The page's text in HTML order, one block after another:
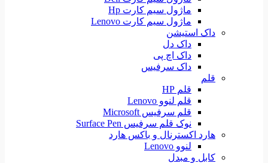
ماژول سیم کارت Hp
ماژول سیم کارت Lenovo
داک استیشن
داک دل
داک اچ پی
داک سرفیس
قلم
قلم HP
قلم لنوو Lenovo
قلم سرفیس Microsoft
نوک قلم سرفیس Surface Pen
هارد اکسترنال و باکس هارد
لنوو Lenovo
کابل و مبدل